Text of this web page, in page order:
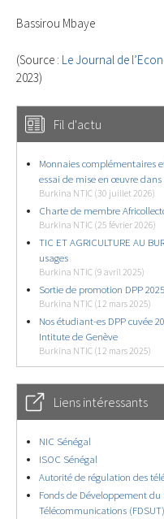
Bassirou Mbaye
(Source : Le Journal de
2023)
Fil d'actu
Monnaies complémentaires
essai de mise en œuvre dans
Burkina NTIC (30 juillet 2026)
Charte de membre
Burkina NTIC (25 février 2026)
TIC ET AGRICULTURE AU
usages
Burkina NTIC (9 avril 2025)
Sortie de promotion DPP
Burkina NTIC (12 mars 2025)
Nos étudiant-es DPP cuvée
Intitute de Genève
Burkina NTIC (12 mars 2025)
Liens intéressants
NIC Sénégal
ISOC Sénégal
Autorité de régulation des
Fonds de Développement du
Télécommunications (FDSUT)